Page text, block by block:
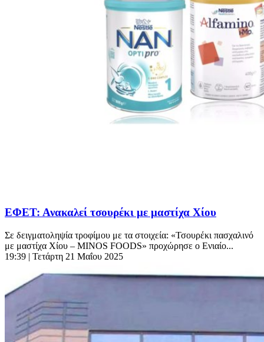
ΕΦΕΤ: Ανακαλεί τσουρέκι με μαστίχα Χίου
Σε δειγματοληψία τροφίμου με τα στοιχεία: «Τσουρέκι πασχαλινό
με μαστίχα Χίου – MINOS FOODS» προχώρησε ο Ενιαίο...
19:39 | Τετάρτη 21 Μαΐου 2025